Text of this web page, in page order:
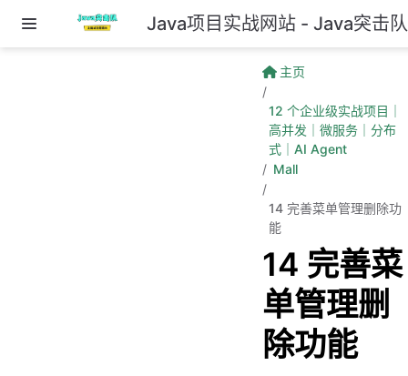
跳至主要內容 Java项目实战网站 - Java突击队
主页
12 个企业级实战项目｜
高并发｜微服务｜分布
式｜AI Agent
Mall
14 完善菜单管理删除功
能
14 完善菜
单管理删
除功能